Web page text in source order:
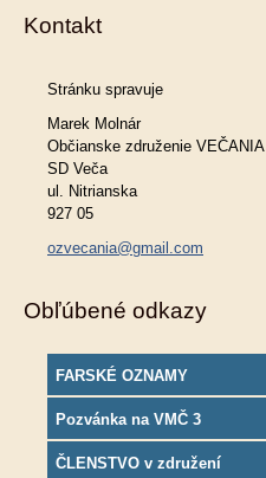
Kontakt
Stránku spravuje
Marek Molnár
Občianske združenie VEČANIA
SD Veča
ul. Nitrianska
927 05
ozvecania@gmail.com
Obľúbené odkazy
FARSKÉ OZNAMY
Pozvánka na VMČ 3
ČLENSTVO v združení